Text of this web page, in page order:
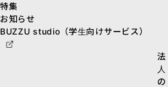
特集
お知らせ
BUZZU studio（学生向けサービス）
法
人
の